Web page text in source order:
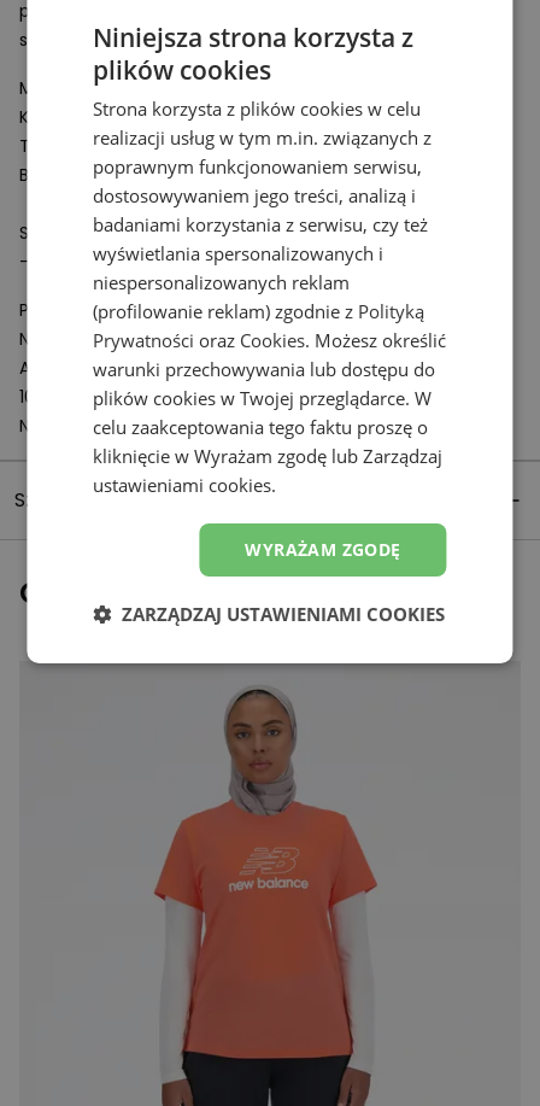
pasować do lifestylowych
sportowejodzieży.
Modelka nosi rozmiar
Klatka piersiowa: 92 cm
Talia: 72.5 cm
Biodra: 95.25 cm
Specyfikacja:
- Materiał: 100% bawełna
Podmiot odpowiedzialny:
New Balance Europe BV
A-Factorij, Pilotenstraat 35 – 45
1059 CH Amsterdam
Netherlands
Szczegóły produktu
Ostatnio oglądane
Niniejsza strona korzysta z
plików cookies
Strona korzysta z plików cookies w celu
realizacji usług w tym m.in. związanych z
poprawnym funkcjonowaniem serwisu,
dostosowywaniem jego treści, analizą i
badaniami korzystania z serwisu, czy też
wyświetlania spersonalizowanych i
niespersonalizowanych reklam
(profilowanie reklam) zgodnie z Polityką
Prywatności oraz Cookies. Możesz określić
warunki przechowywania lub dostępu do
plików cookies w Twojej przeglądarce. W
celu zaakceptowania tego faktu proszę o
kliknięcie w Wyrażam zgodę lub Zarządzaj
ustawieniami cookies.
WYRAŻAM ZGODĘ
ZARZĄDZAJ USTAWIENIAMI COOKIES